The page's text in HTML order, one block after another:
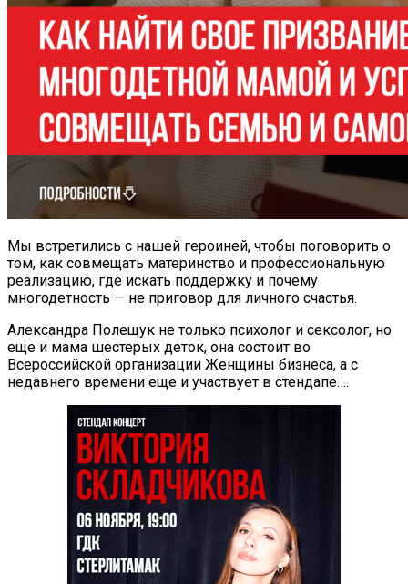
Мы встретились с нашей героиней, чтобы поговорить о
том, как совмещать материнство и профессиональную
реализацию, где искать поддержку и почему
многодетность — не приговор для личного счастья.
Александра Полещук не только психолог и сексолог, но
еще и мама шестерых деток, она состоит во
Всероссийской организации Женщины бизнеса, а с
недавнего времени еще и участвует в стендапе….